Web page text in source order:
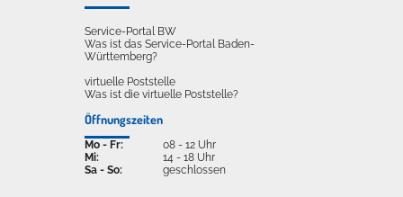
Service-Portal BW
Was ist das Service-Portal Baden-
Württemberg?
virtuelle Poststelle
Was ist die virtuelle Poststelle?
Öffnungszeiten
Mo - Fr:
Mi:
Sa - So:
08 - 12 Uhr
14 - 18 Uhr
geschlossen